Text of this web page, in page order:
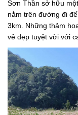
Sơn Thần sở hữu
nằm trên đường đi
3km. Những thảm
vẻ đẹp tuyệt vời với